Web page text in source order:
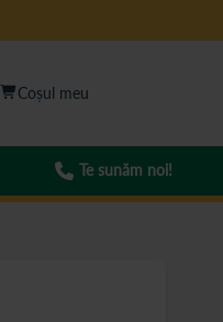
Te sunăm noi!